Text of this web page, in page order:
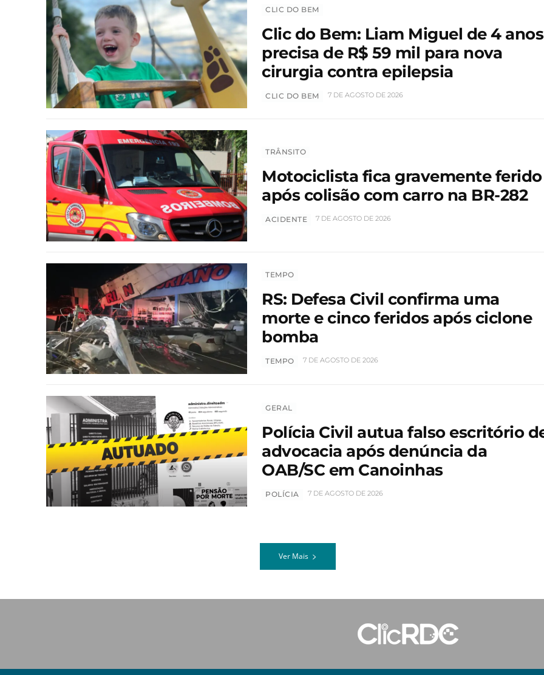
CLIC DO BEM
Clic do Bem: Liam Miguel de 4 anos
precisa de R$ 59 mil para nova
cirurgia contra epilepsia
CLIC DO BEM 7 DE AGOSTO DE 2026
TRÂNSITO
Motociclista fica gravemente ferido
após colisão com carro na BR-282
ACIDENTE 7 DE AGOSTO DE 2026
TEMPO
RS: Defesa Civil confirma uma
morte e cinco feridos após ciclone
bomba
TEMPO 7 DE AGOSTO DE 2026
GERAL
Polícia Civil autua falso escritório
advocacia após denúncia da
OAB/SC em Canoinhas
POLÍCIA 7 DE AGOSTO DE 2026
Ver Mais